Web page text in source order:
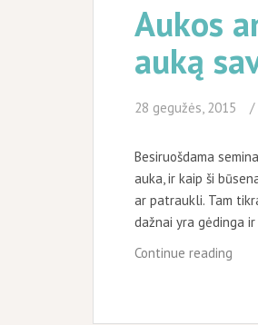
Aukos
auką
28 gegužės, 2015
Besiruošdama
auka, ir kaip ši
ar patraukli. Tam
dažnai yra gėdinga
Continue reading